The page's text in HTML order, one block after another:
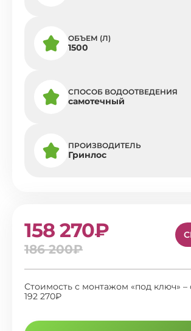
ОБЪЕМ (Л)
1500
СПОСОБ ВОДООТВЕДЕНИЯ
самотечный
ПРОИЗВОДИТЕЛЬ
Гринлос
158 270₽
186 200₽
Стоимость с монтажом «под ключ» –
192 270₽